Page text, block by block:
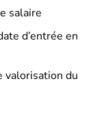
salaire
d’entrée en
valorisation du